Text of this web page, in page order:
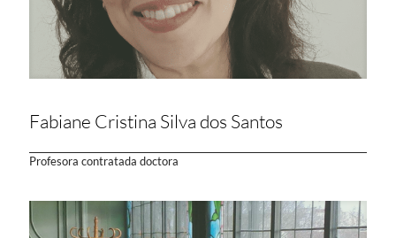
Fabiane Cristina Silva dos Santos
Profesora contratada doctora